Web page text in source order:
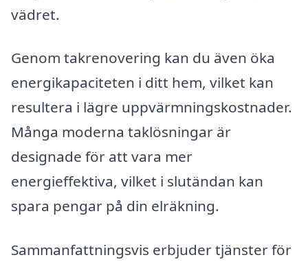
vädret.
Genom takrenovering kan du även öka
energikapaciteten i ditt hem, vilket kan
resultera i lägre uppvärmningskostnader.
Många moderna taklösningar är
designade för att vara mer
energieffektiva, vilket i slutändan kan
spara pengar på din elräkning.
Sammanfattningsvis erbjuder tjänster för